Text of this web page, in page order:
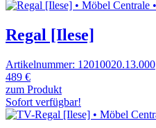
Regal [Ilese]
Artikelnummer: 12010020.13.000
489 €
zum Produkt
Sofort verfügbar!